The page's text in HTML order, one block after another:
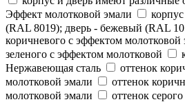
Эффект молотковой эмали
(RAL 8019); дверь - бежевый (RAL
коричневого с эффектом молотковой
зеленого с эффектом молотковой
Нержавеющая сталь
оттенок
молотковой эмали
оттенок
молотковой эмали
оттенок